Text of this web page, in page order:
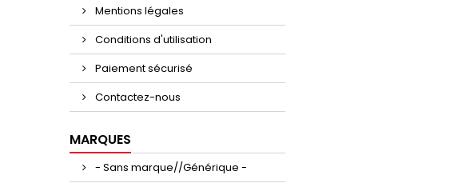
Mentions légales
Conditions d'utilisation
Paiement sécurisé
Contactez-nous
MARQUES
- Sans marque//Générique -